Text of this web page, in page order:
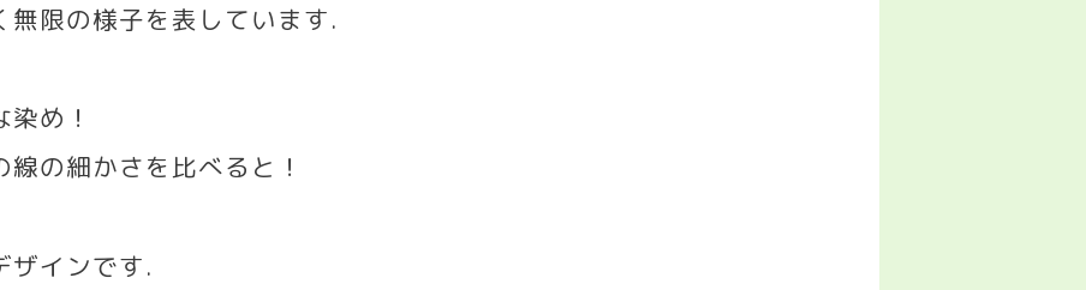
無限の様子を表しています.
め！
の細かさを比べると！
ザインです.